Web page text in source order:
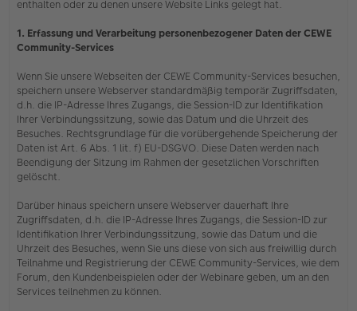
enthalten oder zu denen unsere Website Links gelegt hat.
1. Erfassung und Verarbeitung personenbezogener Daten der CEWE
Community-Services
Wenn Sie unsere Webseiten der CEWE Community-Services besuchen,
speichern unsere Webserver standardmäßig temporär Zugriffsdaten,
d.h. die IP-Adresse Ihres Zugangs, die Session-ID zur Identifikation
Ihrer Verbindungssitzung, sowie das Datum und die Uhrzeit des
Besuches. Rechtsgrundlage für die vorübergehende Speicherung der
Daten ist Art. 6 Abs. 1 lit. f) EU-DSGVO. Diese Daten werden nach
Beendigung der Sitzung im Rahmen der gesetzlichen Vorschriften
gelöscht.
Darüber hinaus speichern unsere Webserver dauerhaft Ihre
Zugriffsdaten, d.h. die IP-Adresse Ihres Zugangs, die Session-ID zur
Identifikation Ihrer Verbindungssitzung, sowie das Datum und die
Uhrzeit des Besuches, wenn Sie uns diese von sich aus freiwillig durch
Teilnahme und Registrierung der CEWE Community-Services, wie dem
Forum, den Kundenbeispielen oder der Webinare geben, um an den
Services teilnehmen zu können.